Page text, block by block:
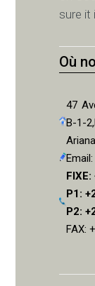
sure it
Où
47
B-1-
Email:
P1:
P2:
FAX: